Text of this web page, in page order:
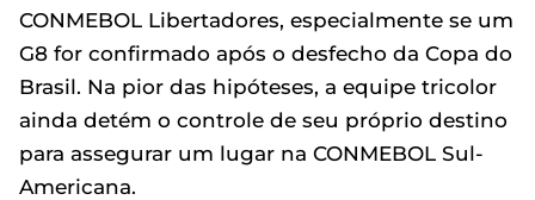
CONMEBOL Libertadores, especialmente se um
G8 for confirmado após o desfecho da Copa do
Brasil. Na pior das hipóteses, a equipe tricolor
ainda detém o controle de seu próprio destino
para assegurar um lugar na CONMEBOL Sul-
Americana.